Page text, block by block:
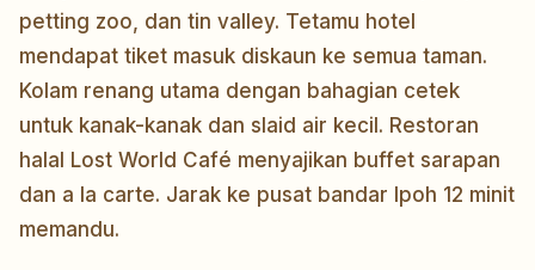
petting zoo, dan tin valley. Tetamu hotel
mendapat tiket masuk diskaun ke semua taman.
Kolam renang utama dengan bahagian cetek
untuk kanak-kanak dan slaid air kecil. Restoran
halal Lost World Café menyajikan buffet sarapan
dan a la carte. Jarak ke pusat bandar Ipoh 12 minit
memandu.